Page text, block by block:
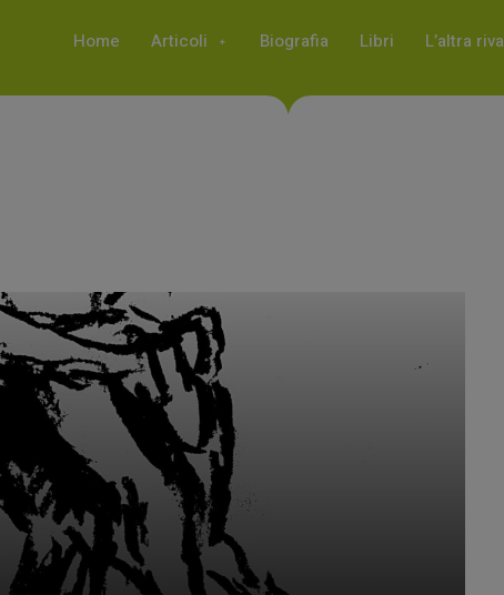
Home Articoli Biografia Libri L’altra riva